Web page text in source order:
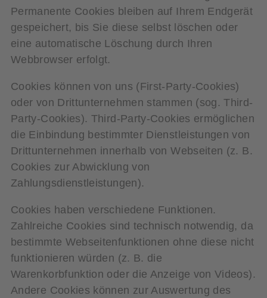
Permanente Cookies bleiben auf Ihrem Endgerät
gespeichert, bis Sie diese selbst löschen oder
eine automatische Löschung durch Ihren
Webbrowser erfolgt.
Cookies können von uns (First-Party-Cookies)
oder von Drittunternehmen stammen (sog. Third-
Party-Cookies). Third-Party-Cookies ermöglichen
die Einbindung bestimmter Dienstleistungen von
Drittunternehmen innerhalb von Webseiten (z. B.
Cookies zur Abwicklung von
Zahlungsdienstleistungen).
Cookies haben verschiedene Funktionen.
Zahlreiche Cookies sind technisch notwendig, da
bestimmte Webseitenfunktionen ohne diese nicht
funktionieren würden (z. B. die
Warenkorbfunktion oder die Anzeige von Videos).
Andere Cookies können zur Auswertung des